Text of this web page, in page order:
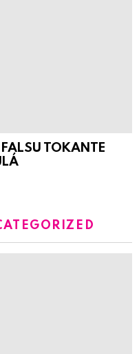
TOKANTE